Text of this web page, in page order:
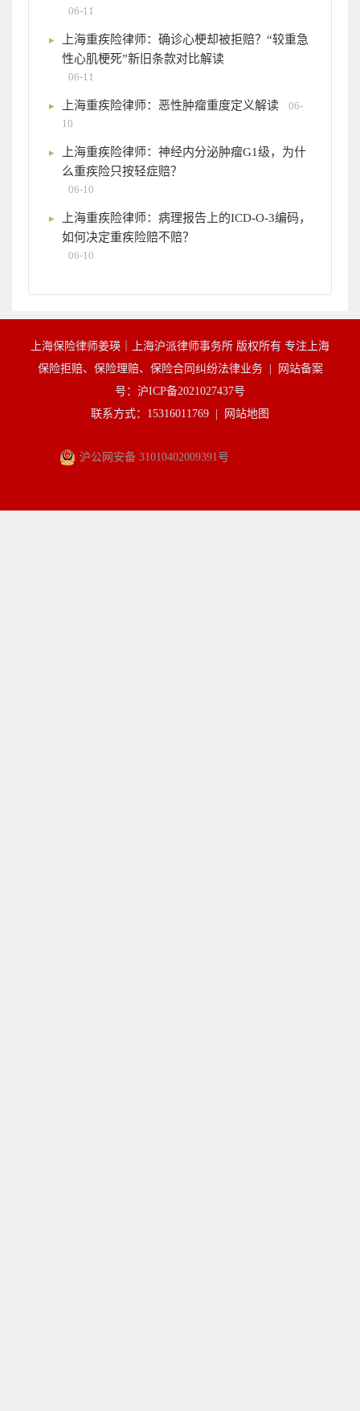
06-11
上海重疾险律师：确诊心梗却被拒赔？“较重急
性心肌梗死”新旧条款对比解读
06-11
上海重疾险律师：恶性肿瘤重度定义解读
06-
10
上海重疾险律师：神经内分泌肿瘤G1级，为什
么重疾险只按轻症赔？
06-10
上海重疾险律师：病理报告上的ICD-O-3编码，
如何决定重疾险赔不赔？
06-10
上海保险律师姜瑛｜上海沪派律师事务所 版权所有 专注上海
保险拒赔、保险理赔、保险合同纠纷法律业务 |
网站备案
号：沪ICP备2021027437号
联系方式：15316011769 |
网站地图
沪公网安备 31010402009391号